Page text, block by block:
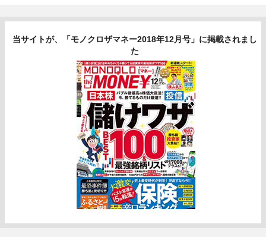
当サイトが、「モノクロザマネー2018年12月号」に掲載されまし
た